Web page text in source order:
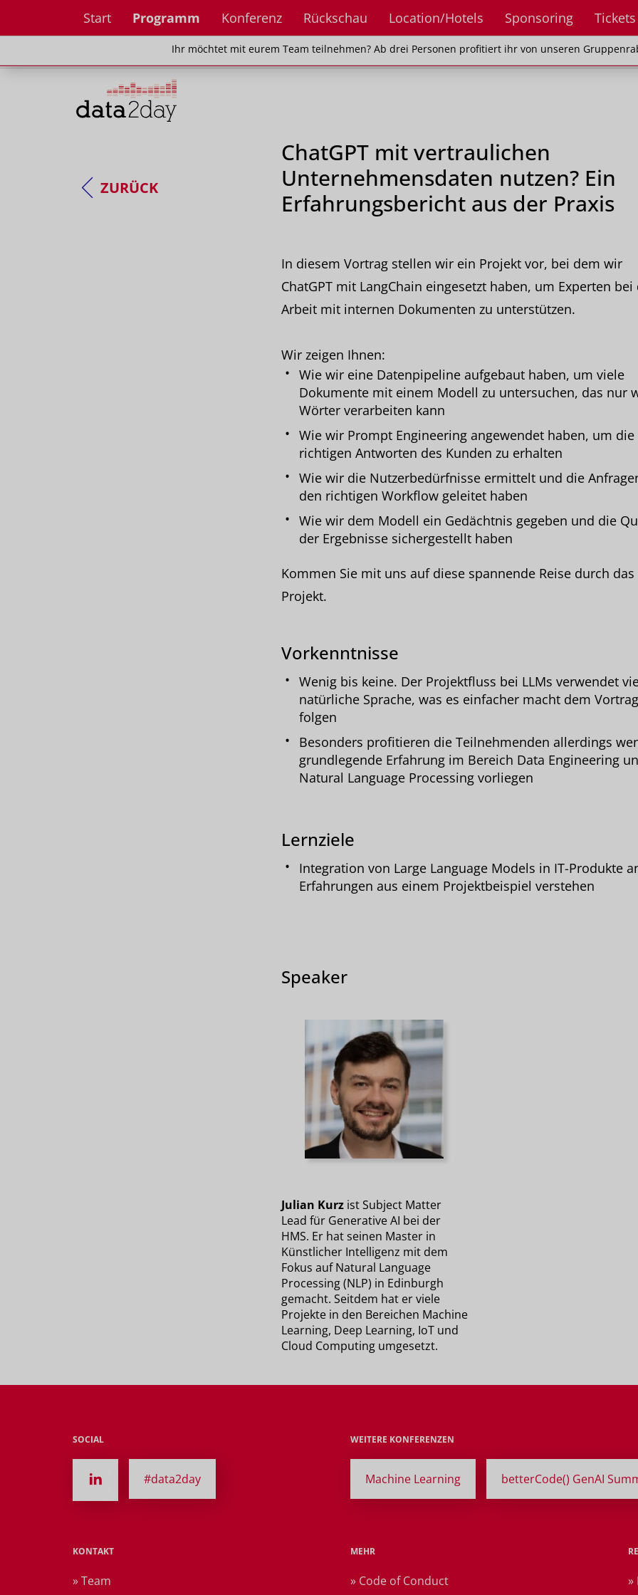
Start Programm Konferenz Rückschau Location/Hotels Sponsoring Tickets
Ihr möchtet mit eurem Team teilnehmen? Ab drei Personen profitiert ihr von unseren
Ihr möchtet mit eurem Team teilnehmen? Ab drei Personen profitiert ihr von unseren
ZURÜCK
ChatGPT mit vertraulichen
Unternehmensdaten nutzen? Ein
Erfahrungsbericht aus der Praxis
In diesem Vortrag stellen wir ein Projekt vor, bei dem wir
ChatGPT mit LangChain eingesetzt haben, um Experten bei
Arbeit mit internen Dokumenten zu unterstützen.
Wir zeigen Ihnen:
Wie wir eine Datenpipeline aufgebaut haben, um viele
Dokumente mit einem Modell zu untersuchen, das nur
Wörter verarbeiten kann
Wie wir Prompt Engineering angewendet haben, um die
richtigen Antworten des Kunden zu erhalten
Wie wir die Nutzerbedürfnisse ermittelt und die
den richtigen Workflow geleitet haben
Wie wir dem Modell ein Gedächtnis gegeben und die
der Ergebnisse sichergestellt haben
Kommen Sie mit uns auf diese spannende Reise durch das
Projekt.
Vorkenntnisse
Wenig bis keine. Der Projektfluss bei LLMs verwendet
natürliche Sprache, was es einfacher macht dem
folgen
Besonders profitieren die Teilnehmenden allerdings
grundlegende Erfahrung im Bereich Data Engineering
Natural Language Processing vorliegen
Lernziele
Integration von Large Language Models in IT-Produkte
Erfahrungen aus einem Projektbeispiel verstehen
Speaker
Julian Kurzist Subject Matter
Lead für Generative AI bei der
HMS. Er hat seinen Master in
Künstlicher Intelligenz mit dem
Fokus auf Natural Language
Processing (NLP) in Edinburgh
gemacht. Seitdem hat er viele
Projekte in den Bereichen Machine
Learning, Deep Learning, IoT und
Cloud Computing umgesetzt.
SOCIAL
#data2day
WEITERE KONFERENZEN
Machine Learning betterCode() GenAI
KONTAKT
» Team
MEHR
» Code of Conduct
»